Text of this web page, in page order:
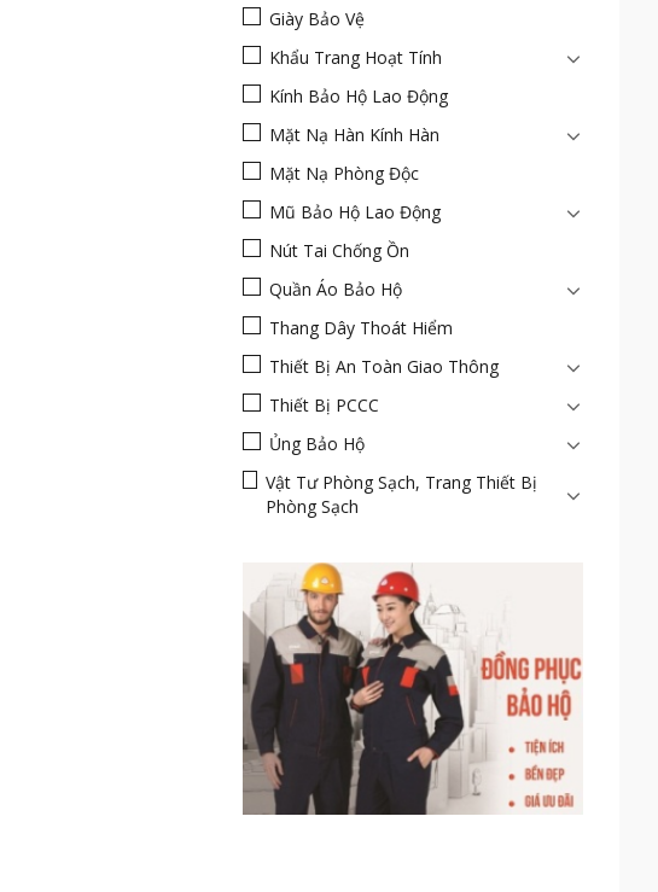
Giày Bảo Vệ
Khẩu Trang Hoạt Tính
Kính Bảo Hộ Lao Động
Mặt Nạ Hàn Kính Hàn
Mặt Nạ Phòng Độc
Mũ Bảo Hộ Lao Động
Nút Tai Chống Ồn
Quần Áo Bảo Hộ
Thang Dây Thoát Hiểm
Thiết Bị An Toàn Giao Thông
Thiết Bị PCCC
Ủng Bảo Hộ
Vật Tư Phòng Sạch, Trang Thiết Bị
Phòng Sạch